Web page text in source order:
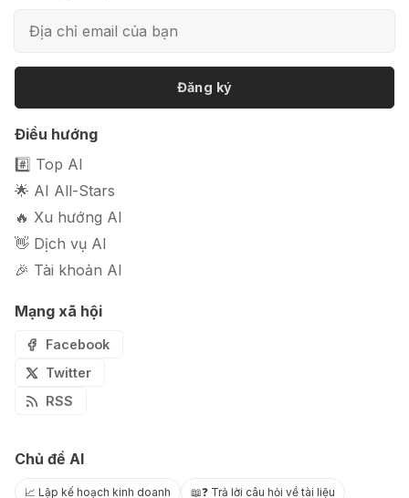
Đăng ký
Điều hướng
#️⃣ Top AI
🌟 AI All-Stars
🔥 Xu hướng AI
👋 Dịch vụ AI
🎉 Tài khoản AI
Mạng xã hội
Facebook
Twitter
RSS
Chủ đề AI
📈 Lập kế hoạch kinh doanh 📖❓ Trả lời câu hỏi về tài liệu